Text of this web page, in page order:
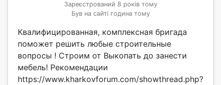
Зареєстрований 8 років тому
Був на сайті година тому
Квалифицированная, комплексная бригада
поможет решить любые строительные
вопросы ! Строим от Выкопать до занести
мебель! Рекомендации
https://www.kharkovforum.com/showthread.php?